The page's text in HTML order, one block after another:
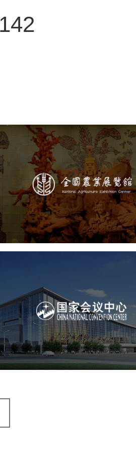
农业展览馆
文化艺术 展馆网站建设
博物馆展
字博物馆建设
展厅空间设计
企
公司展厅设计
北京展厅设计 产品
国家会议中心
服务行业 专业服务 网站建设